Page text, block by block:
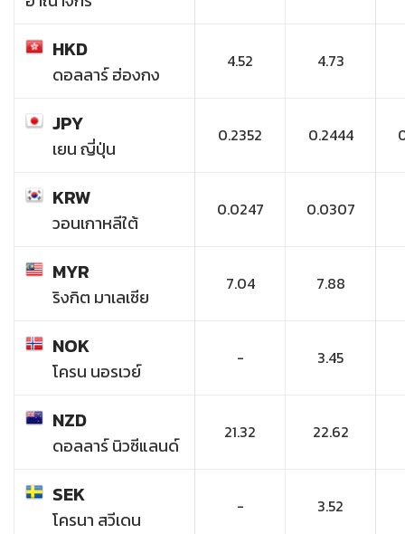
HKD
ดอลลาร์ ฮ่องกง
4.52 4.73
JPY
เยน ญี่ปุ่น
0.2352 0.2444
KRW
วอนเกาหลีใต้
0.0247 0.0307
MYR
ริงกิต มาเลเซีย
7.04 7.88
NOK
โครน นอรเวย์
- 3.45
NZD
ดอลลาร์ นิวซีแลนด์
21.32 22.62
SEK
โครนา สวีเดน
- 3.52